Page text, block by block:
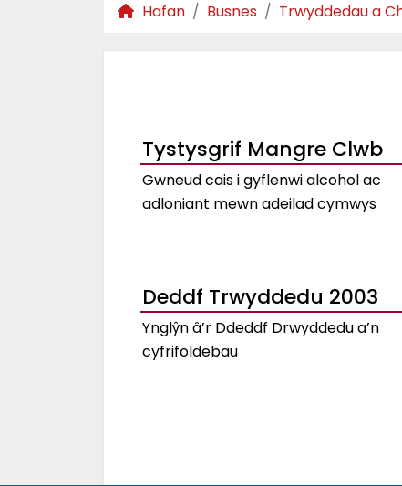
Hafan Busnes Trwyddedau a
Tystysgrif Mangre Clwb
Gwneud cais i gyflenwi alcohol ac
adloniant mewn adeilad cymwys
Deddf Trwyddedu 2003
Ynglŷn â’r Ddeddf Drwyddedu a’n
cyfrifoldebau